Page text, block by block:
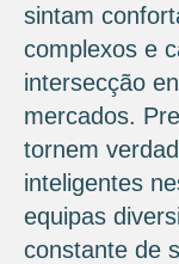
sintam
complexos e
intersecção
mercados.
tornem
inteligentes
equipas
constante de